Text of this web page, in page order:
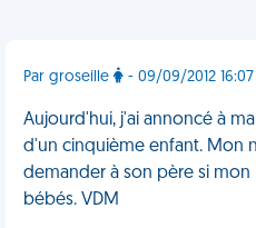
Par groseille - 09/09/2012
Aujourd'hui, j'ai annoncé à
d'un cinquième enfant. Mon
demander à son père si
bébés. VDM